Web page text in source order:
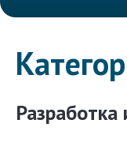
Разработка